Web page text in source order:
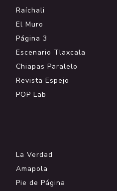
Raíchali
El Muro
Página 3
Escenario Tlaxcala
Chiapas Paralelo
Revista Espejo
POP Lab
La Verdad
Amapola
Pie de Página